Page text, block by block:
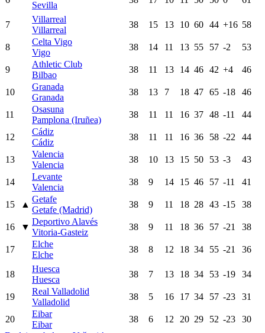
Sevilla
7
Villarreal
Villarreal
38 15 13 10 60 44 +16 58
8
Celta Vigo
Vigo
38 14 11 13 55 57 -2 53
9
Athletic Club
Bilbao
38 11 13 14 46 42 +4 46
10
Granada
Granada
38 13 7 18 47 65 -18 46
11
Osasuna
Pamplona (Iruñea)
38 11 11 16 37 48 -11 44
12
Cádiz
Cádiz
38 11 11 16 36 58 -22 44
13
Valencia
Valencia
38 10 13 15 50 53 -3 43
14
Levante
Valencia
38 9 14 15 46 57 -11 41
15 ▲
Getafe
Getafe (Madrid)
38 9 11 18 28 43 -15 38
16 ▼
Deportivo Alavés
Vitoria-Gasteiz
38 9 11 18 36 57 -21 38
17
Elche
Elche
38 8 12 18 34 55 -21 36
18
Huesca
Huesca
38 7 13 18 34 53 -19 34
19
Real Valladolid
Valladolid
38 5 16 17 34 57 -23 31
20
Eibar
Eibar
38 6 12 20 29 52 -23
30